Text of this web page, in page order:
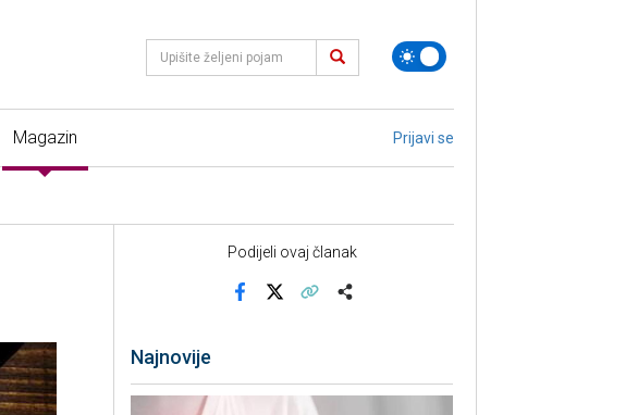
Magazin Prijavi se
Podijeli ovaj članak
Najnovije